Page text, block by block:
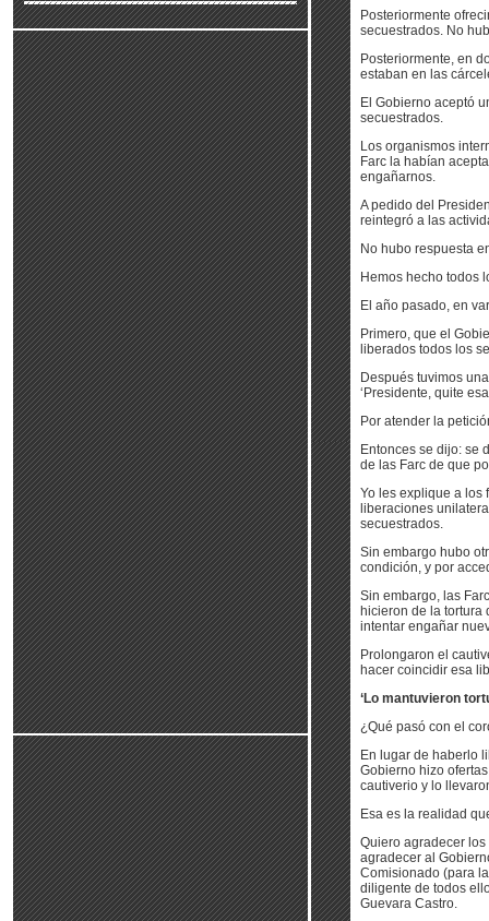
Posteriormente
secuestrados. No
Posteriormente, en
estaban en las
El Gobierno aceptó
secuestrados.
Los organismos
Farc la habían
engañarnos.
A pedido del
reintegró a las
No hubo respuesta
Hemos hecho todos
El año pasado, en
Primero, que el
liberados todos los
Después tuvimos
‘Presidente, quite
Por atender la
Entonces se dijo: se
de las Farc de que
Yo les explique a los
liberaciones
secuestrados.
Sin embargo hubo
condición, y por
Sin embargo, las
hicieron de la
intentar engañar
Prolongaron el
hacer coincidir esa
‘Lo mantuvieron
¿Qué pasó con el
En lugar de haberlo
Gobierno hizo
cautiverio y lo
Esa es la realidad
Quiero agradecer
agradecer al
Comisionado (para
diligente de todos
Guevara Castro.